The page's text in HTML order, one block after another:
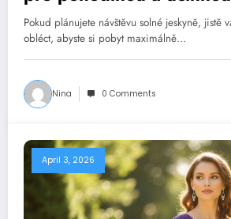
Pokud plánujete návštěvu solné jeskyně, jistě
obléct, abyste si pobyt maximálně…
Nina 0 Comments
April 3, 2026